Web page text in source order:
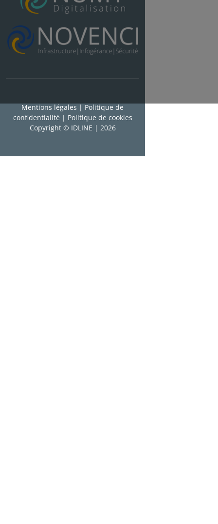
Mentions légales | Politique de
confidentialité | Politique de cookies
Copyright © IDLINE | 2026